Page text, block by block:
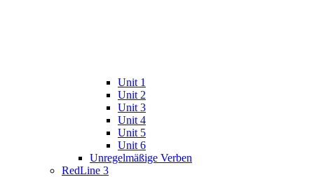
Unit 1
Unit 2
Unit 3
Unit 4
Unit 5
Unit 6
Unregelmäßige Verben
RedLine 3